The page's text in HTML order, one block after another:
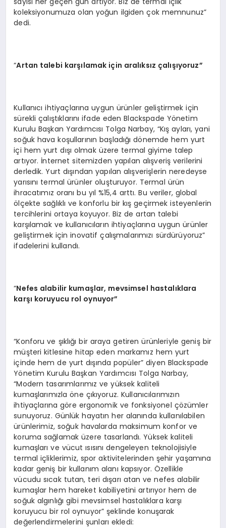
koleksiyonumuza olan yoğun ilgiden çok memnunuz”
dedi.
“Artan talebi karşılamak için aralıksız çalışıyoruz”
Kullanıcı ihtiyaçlarına uygun ürünler geliştirmek için
sürekli çalıştıklarını ifade eden Blackspade Yönetim
Kurulu Başkan Yardımcısı Tolga Narbay, “Kış ayları, yani
soğuk hava koşullarının başladığı dönemde hem yurt
içi hem yurt dışı olmak üzere termal giyime talep
artıyor. İnternet sitemizden yapılan alışveriş verilerini
derledik. Yurt dışından yapılan alışverişlerin neredeyse
yarısını termal ürünler oluşturuyor. Termal ürün
ihracatımız oranı bu yıl %15,4 arttı. Bu veriler, global
ölçekte sağlıklı ve konforlu bir kış geçirmek isteyenlerin
tercihlerini ortaya koyuyor. Biz de artan talebi
karşılamak ve kullanıcıların ihtiyaçlarına uygun ürünler
geliştirmek için inovatif çalışmalarımızı sürdürüyoruz”
ifadelerini kullandı.
“Nefes alabilir kumaşlar, mevsimsel hastalıklara
karşı koruyucu rol oynuyor”
“Konforu ve şıklığı bir araya getiren ürünleriyle geniş bir
müşteri kitlesine hitap eden markamız hem yurt
içinde hem de yurt dışında popüler” diyen Blackspade
Yönetim Kurulu Başkan Yardımcısı Tolga Narbay,
“Modern tasarımlarımız ve yüksek kaliteli
kumaşlarımızla öne çıkıyoruz. Kullanıcılarımızın
ihtiyaçlarına göre ergonomik ve fonksiyonel çözümler
sunuyoruz. Günlük hayatın her alanında kullanılabilen
ürünlerimiz, soğuk havalarda maksimum konfor ve
koruma sağlamak üzere tasarlandı. Yüksek kaliteli
kumaşları ve vücut ısısını dengeleyen teknolojisiyle
termal içliklerimiz, spor aktivitelerinden şehir yaşamına
kadar geniş bir kullanım alanı kapsıyor. Özellikle
vücudu sıcak tutan, teri dışarı atan ve nefes alabilir
kumaşlar hem hareket kabiliyetini artırıyor hem de
soğuk algınlığı gibi mevsimsel hastalıklara karşı
koruyucu bir rol oynuyor” şeklinde konuşarak
değerlendirmelerini şunları ekledi: